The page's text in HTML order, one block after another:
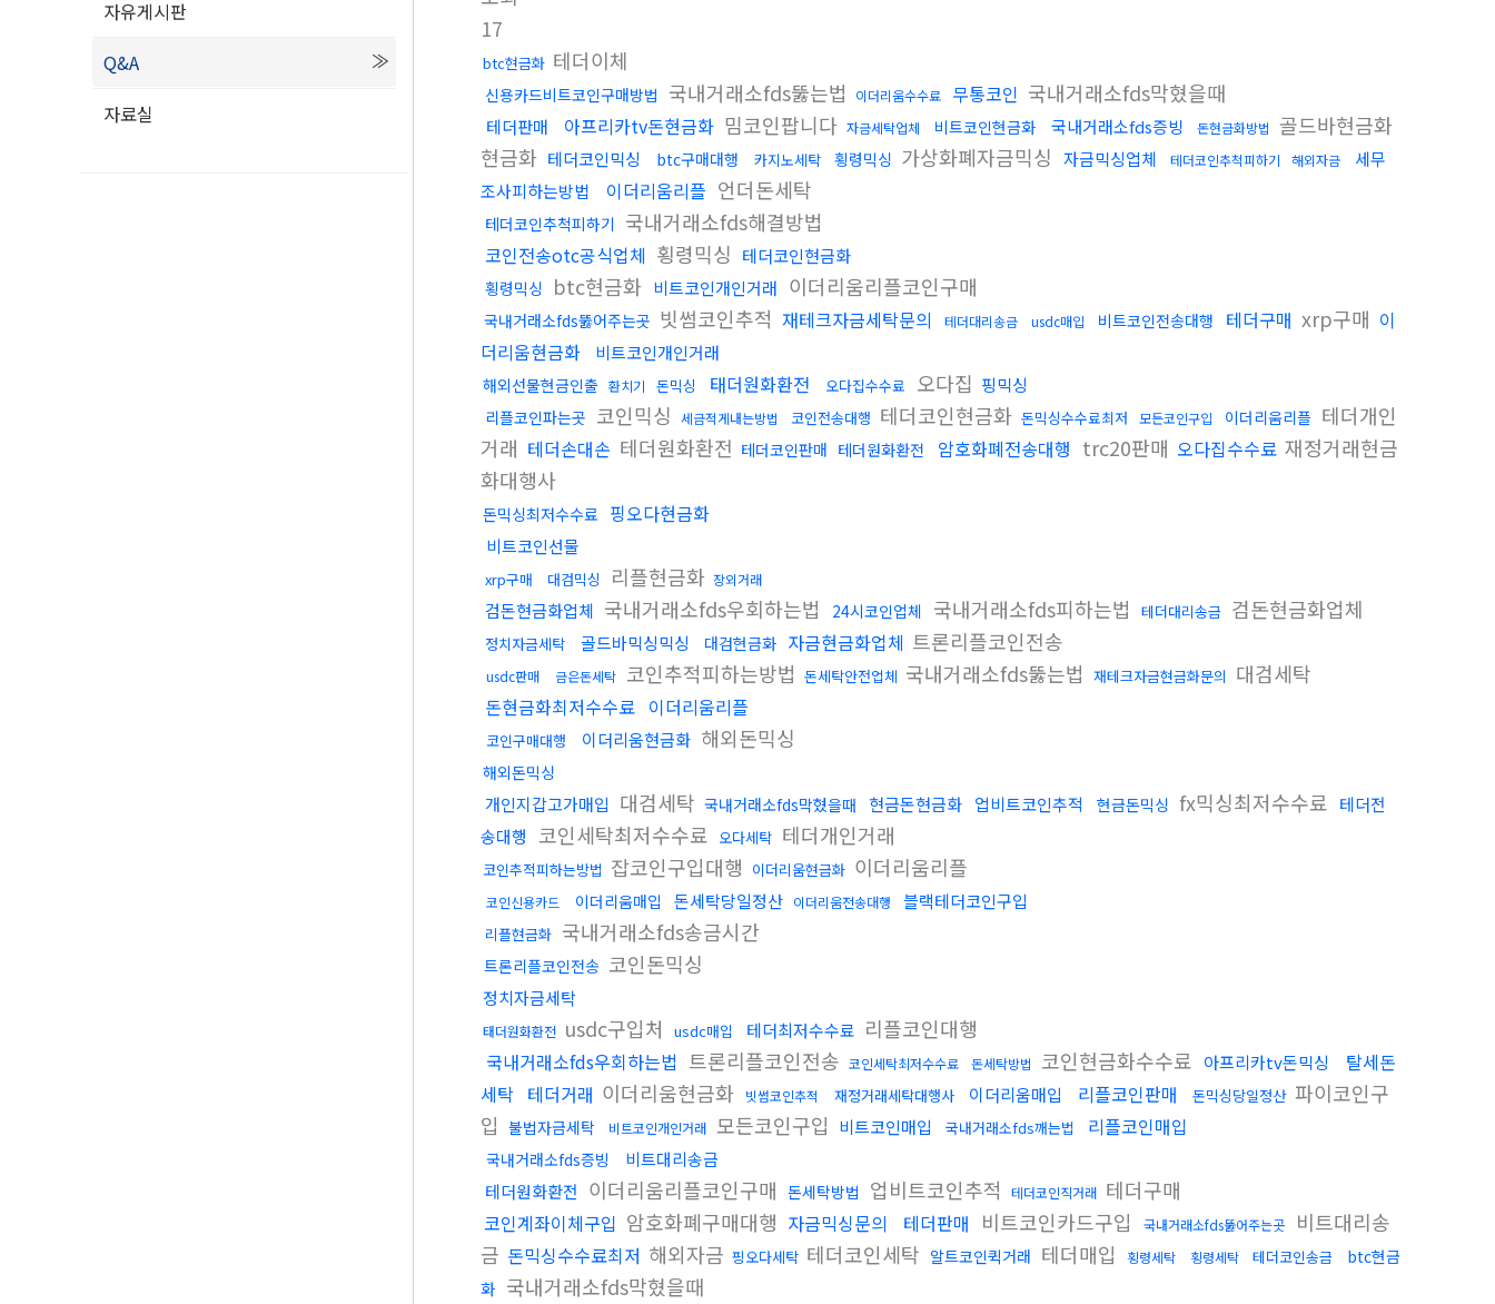
자유게시판
Q&A
자료실
17
btc현금화 테더이체
신용카드비트코인구매방법 국내거래소fds뚫는법 이더리움수수료 무통코인 국내거래소fds막혔을때
테더판매 아프리카tv돈현금화 밈코인팝니다 자금세탁업체 비트코인현금화 국내거래소fds증빙 돈현금화방법
골드바현금화
현금화 테더코인믹싱 btc구매대행 카지노세탁 횡령믹싱 가상화폐자금믹싱 자금믹싱업체 테더코인추척피하기 해외자금
세무
조사피하는방법
이더리움리플 언더돈세탁
테더코인추척피하기 국내거래소fds해결방법
코인전송otc공식업체 횡령믹싱 테더코인현금화
횡령믹싱 btc현금화 비트코인개인거래 이더리움리플코인구매
국내거래소fds뚫어주는곳 빗썸코인추적 재테크자금세탁문의 테더대리송금 usdc매입 비트코인전송대행 테더구매 xrp구매 이
더리움현금화
비트코인개인거래
해외선물현금인출 환치기 돈믹싱 태더원화환전 오다집수수료 오다집 핑믹싱
리플코인파는곳 코인믹싱 세금적게내는방법 코인전송대행 테더코인현금화 돈믹싱수수료최저 모든코인구입 이더리움리플 테더개인
거래 테더손대손 테더원화환전 테더코인판매 테더원화환전 암호화폐전송대행 trc20판매 오다집수수료 재정거래현금
화대행사
돈믹싱최저수수료 핑오다현금화
비트코인선물
xrp구매 대검믹싱 리플현금화 장외거래
검돈현금화업체 국내거래소fds우회하는법 24시코인업체 국내거래소fds피하는법 테더대리송금 검돈현금화업체
정치자금세탁 골드바믹싱믹싱 대검현금화 자금현금화업체 트론리플코인전송
usdc판매 금은돈세탁 코인추적피하는방법 돈세탁안전업체 국내거래소fds뚫는법 재테크자금현금화문의 대검세탁
돈현금화최저수수료 이더리움리플
코인구매대행 이더리움현금화 해외돈믹싱
해외돈믹싱
개인지갑고가매입 대검세탁 국내거래소fds막혔을때 현금돈현금화 업비트코인추적 현금돈믹싱 fx믹싱최저수수료 테더전
송대행
코인세탁최저수수료 오다세탁 테더개인거래
코인추적피하는방법 잡코인구입대행 이더리움현금화 이더리움리플
코인신용카드 이더리움매입 돈세탁당일정산 이더리움전송대행 블랙테더코인구입
리플현금화 국내거래소fds송금시간
트론리플코인전송 코인돈믹싱
정치자금세탁
태더원화환전 usdc구입처 usdc매입 테더최저수수료 리플코인대행
국내거래소fds우회하는법 트론리플코인전송 코인세탁최저수수료 돈세탁방법 코인현금화수수료 아프리카tv돈믹싱
탈세돈
세탁 테더거래 이더리움현금화 빗썸코인추적 재정거래세탁대행사 이더리움매입 리플코인판매 돈믹싱당일정산 파이코인구
입 불법자금세탁 비트코인개인거래 모든코인구입 비트코인매입 국내거래소fds깨는법 리플코인매입
국내거래소fds증빙
비트대리송금
테더원화환전 이더리움리플코인구매 돈세탁방법 업비트코인추적 테더코인직거래 테더구매
코인계좌이체구입 암호화폐구매대행 자금믹싱문의 테더판매 비트코인카드구입 국내거래소fds뚫어주는곳
비트대리송
금 돈믹싱수수료최저 해외자금 핑오다세탁 테더코인세탁 알트코인퀵거래 테더매입 횡령세탁 횡령세탁 테더코인송금
btc현금
화 국내거래소fds막혔을때